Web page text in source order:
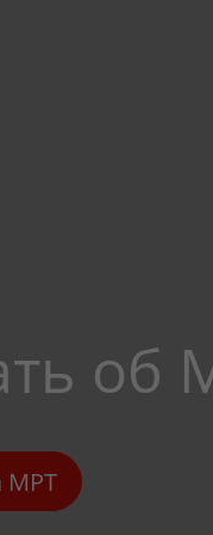
об
МРТ